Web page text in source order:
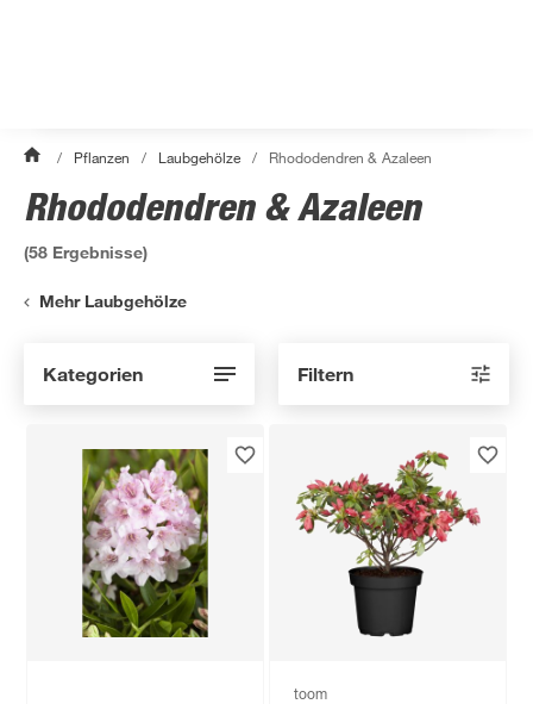
/ Pflanzen / Laubgehölze / Rhododendren & Azaleen
Rhododendren & Azaleen
(58 Ergebnisse)
Mehr Laubgehölze
Kategorien Filtern
toom